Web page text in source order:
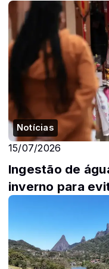
Notícias
15/07/2026
Ingestão de
inverno para